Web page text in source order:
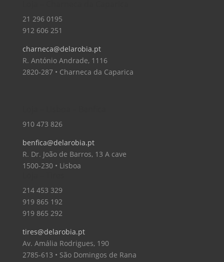
21 296 0195
912 606 251
charneca@delarobia.pt
R. António Andrade, 1116
2820-287 • Charneca da Caparica
910 473 826
benfica@delarobia.pt
R. Dr. João de Barros, 13 A cave
1500-230 • Lisboa
214 453 329
919 865 192
919 865 292
tires@delarobia.pt
Av. Amália Rodrigues, 190
2785-613 • São Domingos de Rana